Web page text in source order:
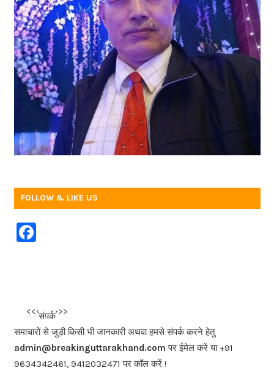
FOLLOW & LIKE US
F
b
o
o
k
<<<
संपर्क
>>>
समाचारों से जुड़ी किसी भी जानकारी अथवा हमसे संपर्क करने हेतु
admin@breakinguttarakhand.com पर ईमेल करें या +91
9634342461, 9412032471 पर कॉल करें !